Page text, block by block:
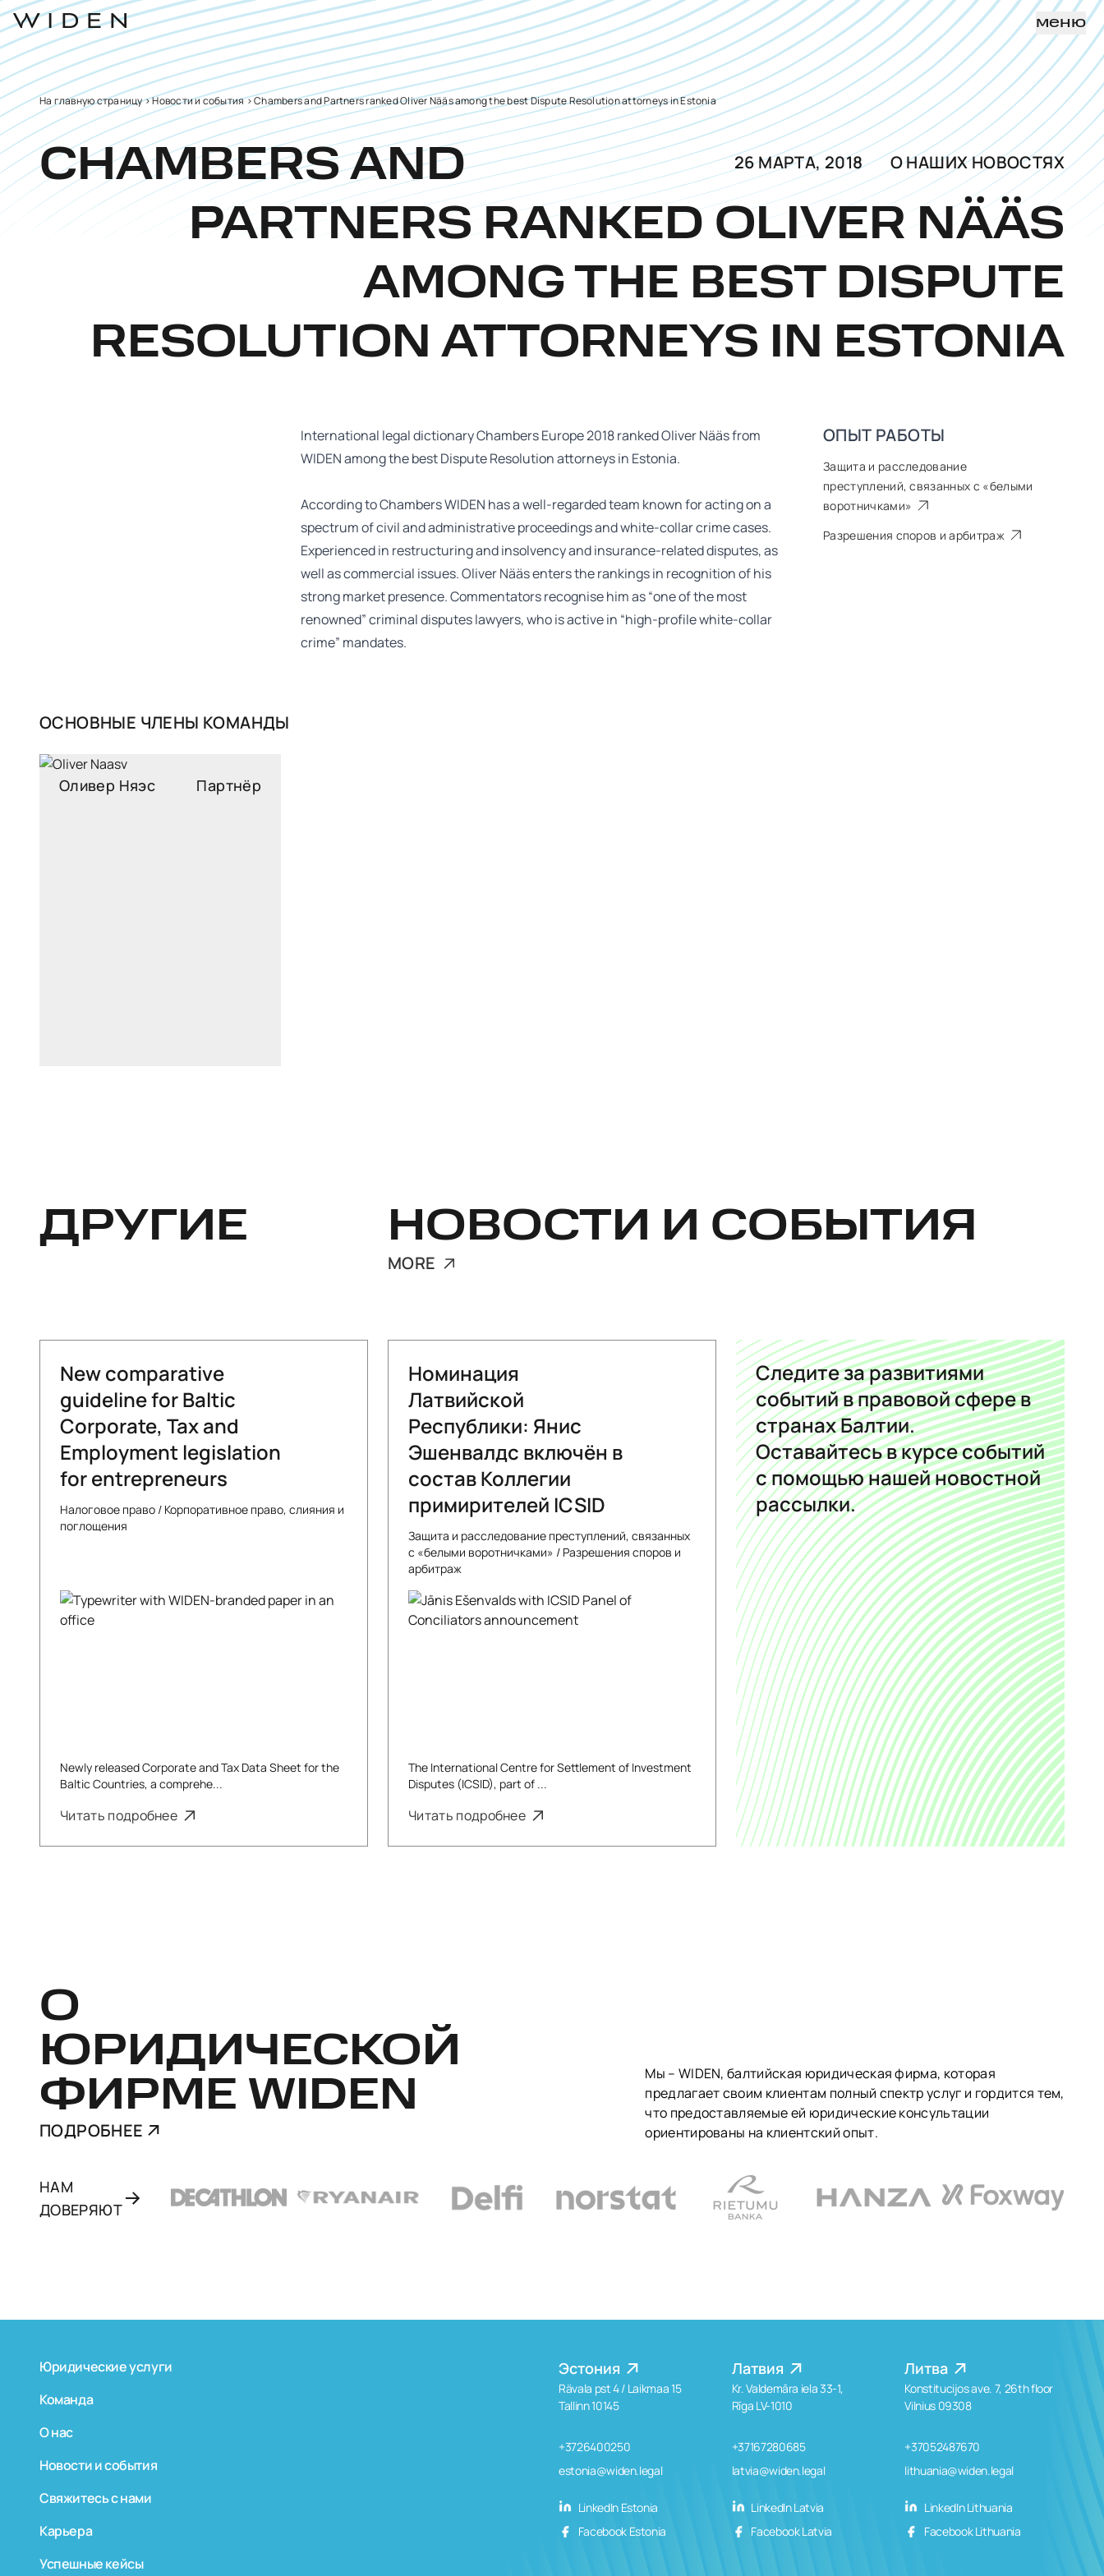
меню
На главную страницу>Новости и события>Chambers and Partners ranked Oliver Nääs among the best Dispute Resolution attorneys in Estonia
CHAMBERS AND
PARTNERS RANKED OLIVER NÄÄS
AMONG THE BEST DISPUTE
RESOLUTION ATTORNEYS IN ESTONIA
26 МАРТА, 2018 О НАШИХ НОВОСТЯХ
ОПЫТ РАБОТЫ
Защита и расследование
преступлений, связанных с «белыми
воротничками»
Разрешения споров и арбитраж
International legal dictionaryChambers Europe 2018ranked Oliver Nääs from
WIDEN among the best Dispute Resolution attorneys in Estonia.
According to Chambers WIDEN has a well-regarded team known for acting on a
spectrum of civil and administrative proceedings and white-collar crime cases.
Experienced in restructuring and insolvency and insurance-related disputes, as
well as commercial issues. Oliver Nääs enters the rankings in recognition of his
strong market presence. Commentators recognise him as “one of the most
renowned” criminal disputes lawyers, who is active in “high-profile white-collar
crime” mandates.
ОСНОВНЫЕ ЧЛЕНЫ КОМАНДЫ
Оливер Няэс Партнёр
ДРУГИЕ НОВОСТИ И СОБЫТИЯ
MORE
New comparative
guideline for Baltic
Corporate, Tax and
Employment legislation
for entrepreneurs
Налоговое право / Корпоративное право, слияния и
поглощения
Newly released Corporate and Tax Data Sheet for the
Baltic Countries, a comprehe...
Читать подробнее
Номинация
Латвийской
Республики: Янис
Эшенвалдс включён в
состав Коллегии
примирителей ICSID
Защита и расследование преступлений, связанных
с «белыми воротничками» / Разрешения споров и
арбитраж
The International Centre for Settlement of Investment
Disputes (ICSID), part of ...
Читать подробнее
Следите за развитиями
событий в правовой сфере в
странах Балтии.
Оставайтесь в курсе событий
с помощью нашей новостной
рассылки.
О
ЮРИДИЧЕСКОЙ
ФИРМЕ WIDEN
ПОДРОБНЕЕ
Мы – WIDEN, балтийская юридическая фирма, которая
предлагает своим клиентам полный спектр услуг и гордится тем,
что предоставляемые ей юридические консультации
ориентированы на клиентский опыт.
НАМ
ДОВЕРЯЮТ
Эстония
Rävala pst 4 / Laikmaa 15
Tallinn 10145
+3726400250
estonia@widen.legal
LinkedIn Estonia
Facebook Estonia
Латвия
Kr. Valdemāra iela 33-1,
Rīga LV-1010
+37167280685
latvia@widen.legal
LinkedIn Latvia
Facebook Latvia
Литва
Konstitucijos ave. 7, 26th floor
Vilnius 09308
+37052487670
lithuania@widen.legal
LinkedIn Lithuania
Facebook Lithuania
Юридические услуги
Команда
О нас
Новости и события
Свяжитесь с нами
Карьера
Успешные кейсы